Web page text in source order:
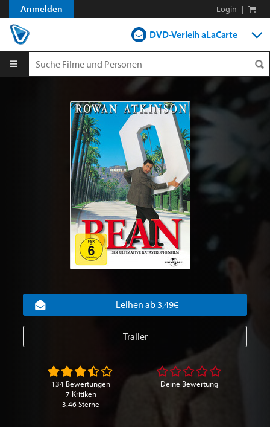
Anmelden Login |
DVD-Verleih aLaCarte
Shop
Blog
Leihen ab 3,49€
Trailer
134 Bewertungen
7 Kritiken
3.46 Sterne
Deine Bewertung